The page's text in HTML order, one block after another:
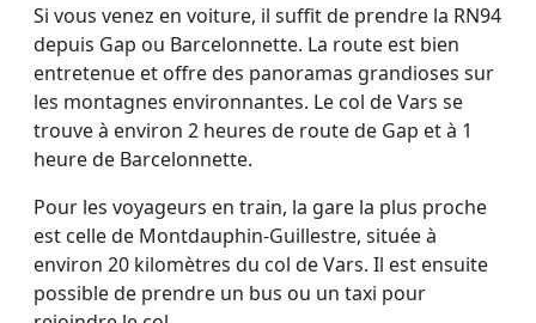
Si vous venez en voiture, il suffit de prendre la RN94
depuis Gap ou Barcelonnette. La route est bien
entretenue et offre des panoramas grandioses sur
les montagnes environnantes. Le col de Vars se
trouve à environ 2 heures de route de Gap et à 1
heure de Barcelonnette.
Pour les voyageurs en train, la gare la plus proche
est celle de Montdauphin-Guillestre, située à
environ 20 kilomètres du col de Vars. Il est ensuite
possible de prendre un bus ou un taxi pour